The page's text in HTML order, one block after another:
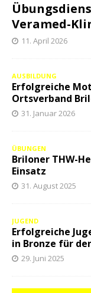
Veramed-
11. April 2026
AUSBILDUNG
Erfolgreiche
Ortsverband
31. Januar 2026
ÜBUNGEN
Briloner THW-
Einsatz
31. August 2025
JUGEND
Erfolgreiche
in Bronze für
29. Juni 2025